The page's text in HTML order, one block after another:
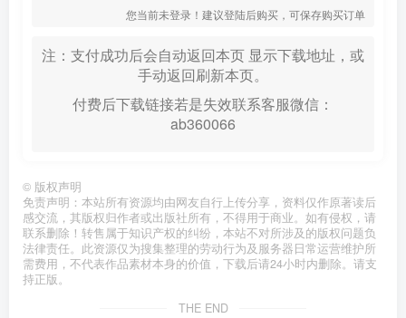
您当前未登录！建议登陆后购买，可保存购买订单
注：支付成功后会自动返回本页 显示下载地址，或
手动返回刷新本页。
付费后下载链接若是失效联系客服微信：
ab360066
© 版权声明
免责声明：本站所有资源均由网友自行上传分享，资料仅作原著读后
感交流，其版权归作者或出版社所有，不得用于商业。如有侵权，请
联系删除！转售属于知识产权的纠纷，本站不对所涉及的版权问题负
法律责任。此资源仅为搜集整理的劳动行为及服务器日常运营维护所
需费用，不代表作品素材本身的价值，下载后请24小时内删除。请支
持正版。
THE END